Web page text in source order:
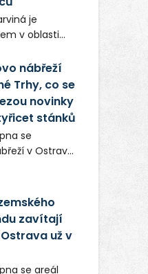
si
metropoli
se stala
příběhu
(Milan
po letech
vrcholových
je
v oblasti
na
s
nábřeží
Trhy, co se
novinky
stánků
se
v Ostravě
Trhy, co se
nabídnou
pečlivě
s kvalitní
zavítají
Ostrava už v
se areál